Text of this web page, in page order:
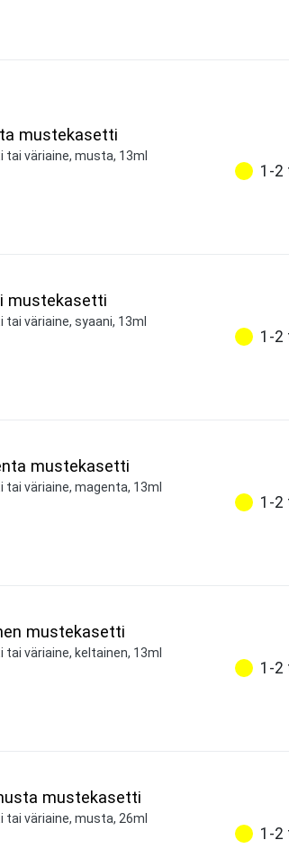
mustekasetti
väriaine, musta, 13ml
1-2
mustekasetti
väriaine, syaani, 13ml
1-2
mustekasetti
väriaine, magenta, 13ml
1-2
mustekasetti
väriaine, keltainen, 13ml
1-2
mustekasetti
väriaine, musta, 26ml
1-2